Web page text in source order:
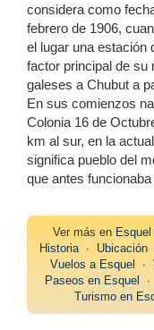
considera como
febrero de 1906,
el lugar una estación
factor principal de su
galeses a Chubut a
En sus comienzos
Colonia 16 de
km al sur, en la
significa pueblo del
que antes funcionaba
Ver más en Esquel
Historia ∙ Ubicación
Vuelos a Esquel ∙
Paseos en Esquel ∙
Turismo en